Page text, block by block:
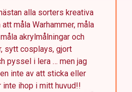
alla sorters kreativa
måla Warhammer, måla
akrylmålningar och
sytt cosplays, gjort
pyssel i lera … men jag
inte av att sticka eller
inte ihop i mitt huvud!!